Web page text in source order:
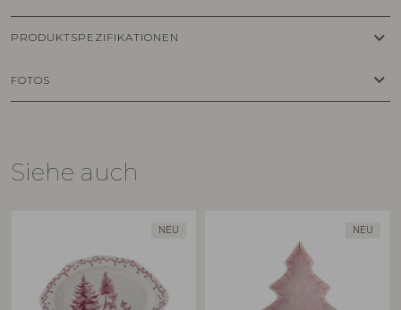
PRODUKTSPEZIFIKATIONEN keyboard_arrow_down
FOTOS keyboard_arrow_down
Siehe auch
NEU NEU